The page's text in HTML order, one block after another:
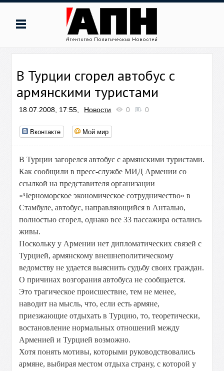
В Турции сгорел автобус с
армянскими туристами
18.07.2008, 17:55, Новости 0 0
Вконтакте Мой мир
В Турции загорелся автобус с армянскими туристами.
Как сообщили в пресс-службе МИД Армении со
ссылкой на представителя организации
«Черноморское экономическое сотрудничество» в
Стамбуле, автобус, направляющийся в Анталью,
полностью сгорел, однако все 33 пассажира остались
живы.
Поскольку у Армении нет дипломатических связей с
Турцией, армянскому внешнеполитическому
ведомству не удается выяснить судьбу своих граждан.
О причинах возгорания автобуса не сообщается.
Это трагическое происшествие, тем не менее,
наводит на мысль, что, если есть армяне,
приезжающие отдыхать в Турцию, то, теоретически,
востановление нормальных отношений между
Арменией и Турцией возможно.
Хотя понять мотивы, которыми руководствовались
армяне, выбирая местом отдыха страну, с которой у